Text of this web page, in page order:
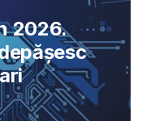
2026.